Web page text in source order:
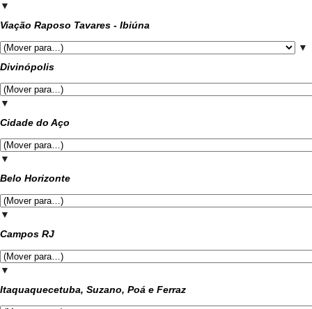
▼
Viação Raposo Tavares - Ibiúna
▼
Divinópolis
▼
Cidade do Aço
▼
Belo Horizonte
▼
Campos RJ
▼
Itaquaquecetuba, Suzano, Poá e Ferraz